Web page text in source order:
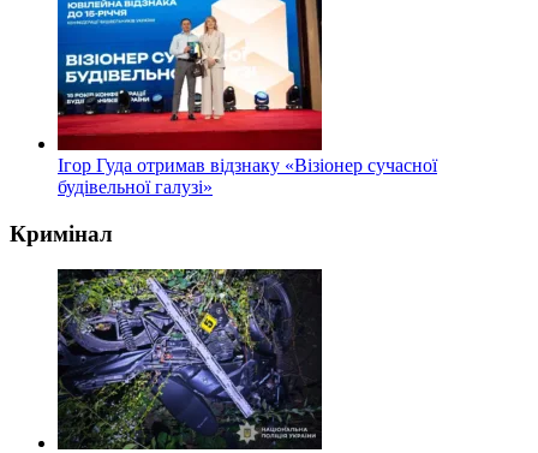
Ігор Гуда отримав відзнаку «Візіонер сучасної
будівельної галузі»
Кримінал